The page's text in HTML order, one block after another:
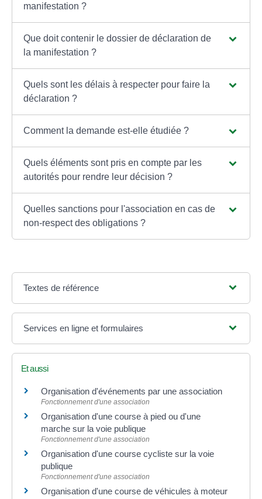
manifestation ?
Que doit contenir le dossier de déclaration de
la manifestation ?
Quels sont les délais à respecter pour faire la
déclaration ?
Comment la demande est-elle étudiée ?
Quels éléments sont pris en compte par les
autorités pour rendre leur décision ?
Quelles sanctions pour l'association en cas de
non-respect des obligations ?
Textes de référence
Services en ligne et formulaires
Et aussi
Organisation d'événements par une association
Fonctionnement d'une association
Organisation d'une course à pied ou d'une
marche sur la voie publique
Fonctionnement d'une association
Organisation d'une course cycliste sur la voie
publique
Fonctionnement d'une association
Organisation d'une course de véhicules à moteur